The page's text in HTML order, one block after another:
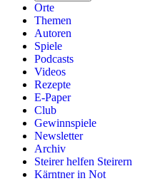
Orte
Themen
Autoren
Spiele
Podcasts
Videos
Rezepte
E-Paper
Club
Gewinnspiele
Newsletter
Archiv
Steirer helfen Steirern
Kärntner in Not